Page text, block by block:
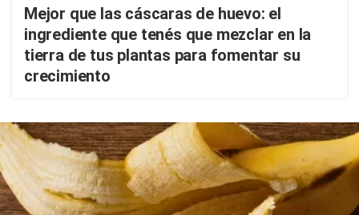
Mejor que las cáscaras de huevo: el
ingrediente que tenés que mezclar en la
tierra de tus plantas para fomentar su
crecimiento